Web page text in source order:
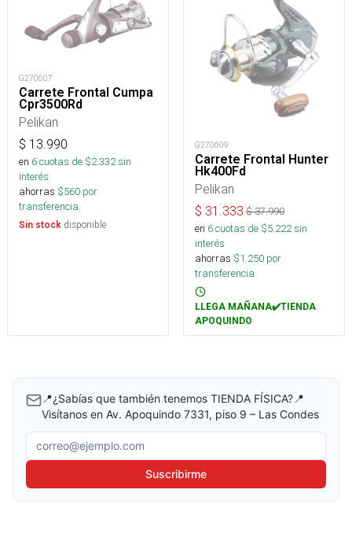
G270607
Carrete Frontal Cumpa
Cpr3500Rd
Pelikan
$ 13.990
en 6cuotas de $2.332sin
interés
ahorras $560 por
transferencia.
Sin stock disponible
G270609
Carrete Frontal Hunter
Hk400Fd
Pelikan
$ 31.333 $37.990
en 6cuotas de $5.222sin
interés
ahorras $1.250 por
transferencia.
LLEGA MAÑANA✔️TIENDA
APOQUINDO
📍¿Sabías que también tenemos TIENDA FÍSICA?📍
Visítanos en Av. Apoquindo 7331, piso 9 – Las Condes
Correo electrónico
Suscribirme